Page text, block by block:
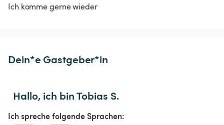
Ich komme gerne wieder
Dein*e Gastgeber*in
Hallo, ich bin Tobias S.
Ich spreche folgende Sprachen: